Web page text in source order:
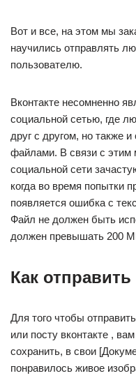
Вот и все, на этом мы
научились отправлять
пользователю.
Вконтакте несомненно
социальной сетью, где
друг с другом, но также
файлами. В связи с этим
социальной сети
когда во время попытки
появляется ошибка с
Файл не должен быть
должен превышать 200
Как отправить
Для того чтобы
или посту вконтакте ,
сохранить, в свои
понравилось живое